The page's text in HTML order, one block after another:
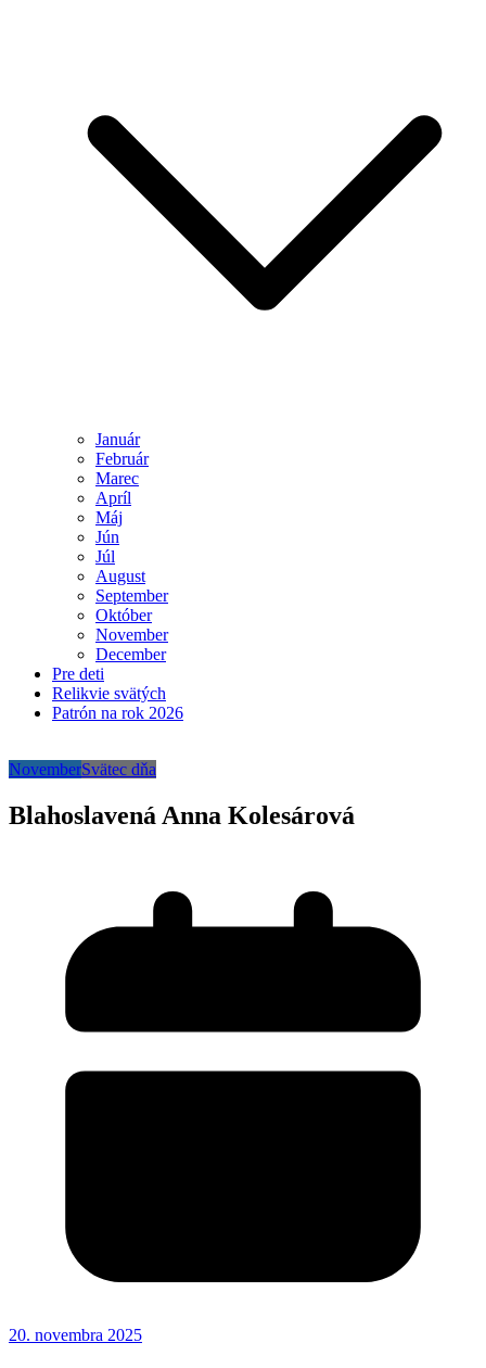
Január
Február
Marec
Apríl
Máj
Jún
Júl
August
September
Október
November
December
Pre deti
Relikvie svätých
Patrón na rok 2026
NovemberSvätec dňa
Blahoslavená Anna Kolesárová
20. novembra 2025